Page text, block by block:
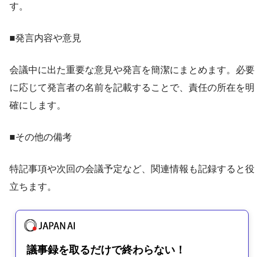
す。
■発言内容や意見
会議中に出た重要な意見や発言を簡潔にまとめます。必要
に応じて発言者の名前を記載することで、責任の所在を明
確にします。
■その他の備考
特記事項や次回の会議予定など、関連情報も記録すると役
立ちます。
議事録を取るだけで終わらない！